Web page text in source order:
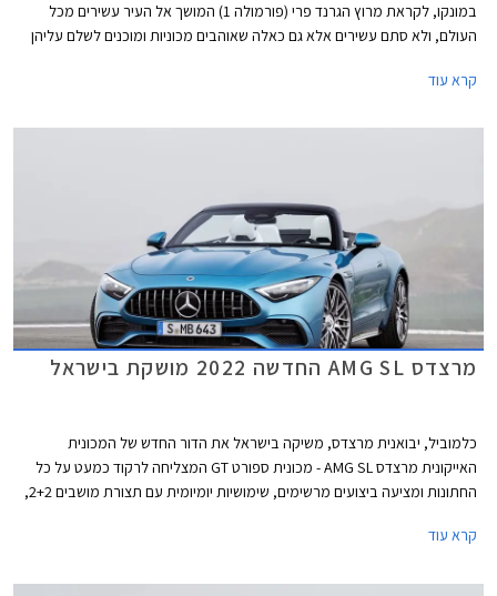
במונקו, לקראת מרוץ הגרנד פרי (פורמולה 1) המושך אל העיר עשירים מכל
העולם, ולא סתם עשירים אלא גם כאלה שאוהבים מכוניות ומוכנים לשלם עליהן
כל "הרכבים הפשוטים" המציפים את רחובות מונקו.
קרא עוד
מרצדס AMG SL החדשה 2022 מושקת בישראל
כלמוביל, יבואנית מרצדס, משיקה בישראל את הדור החדש של המכונית
האייקונית מרצדס AMG SL - מכונית ספורט GT המצליחה לרקוד כמעט על כל
החתונות ומציעה ביצועים מרשימים, שימושיות יומיומית עם תצורת מושבים 2+2,
משובחת לפחות כמו בדורות הקודמים. איפה הקאץ' אתם שואלים? המחיר החל
קרא עוד